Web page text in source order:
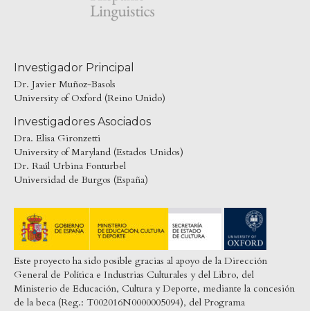
Investigador Principal
Dr. Javier Muñoz-Basols
University of Oxford (Reino Unido)
Investigadores Asociados
Dra. Elisa Gironzetti
University of Maryland (Estados Unidos)
Dr. Raúl Urbina Fonturbel
Universidad de Burgos (España)
Este proyecto ha sido posible gracias al apoyo de la Dirección
General de Política e Industrias Culturales y del Libro, del
Ministerio de Educación, Cultura y Deporte, mediante la concesión
de la beca (Reg.: T002016N0000005094), del Programa